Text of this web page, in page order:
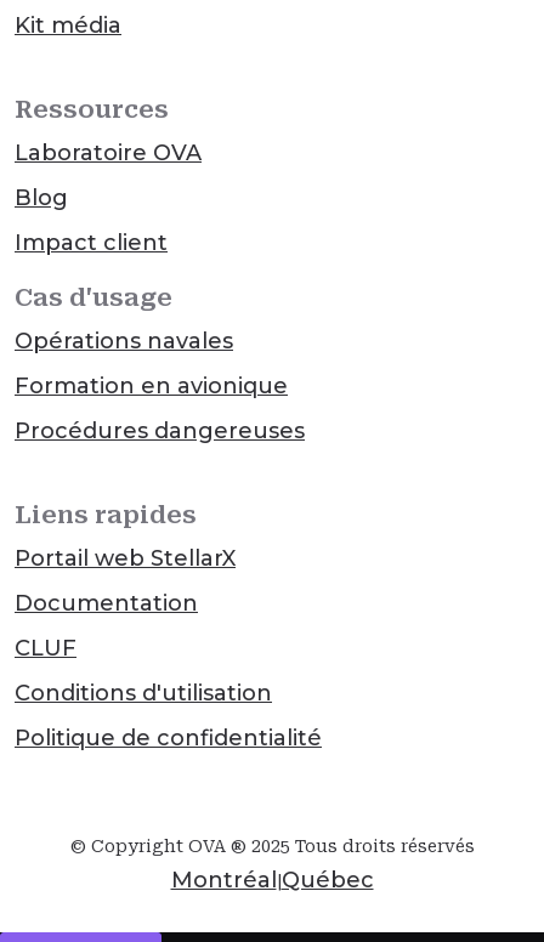
Kit média
Ressources
Laboratoire OVA
Blog
Impact client
Cas d'usage
Opérations navales
Formation en avionique
Procédures dangereuses
Liens rapides
Portail web StellarX
Documentation
CLUF
Conditions d'utilisation
Politique de confidentialité
© Copyright OVA ® 2025 Tous droits réservés
Montréal Québec